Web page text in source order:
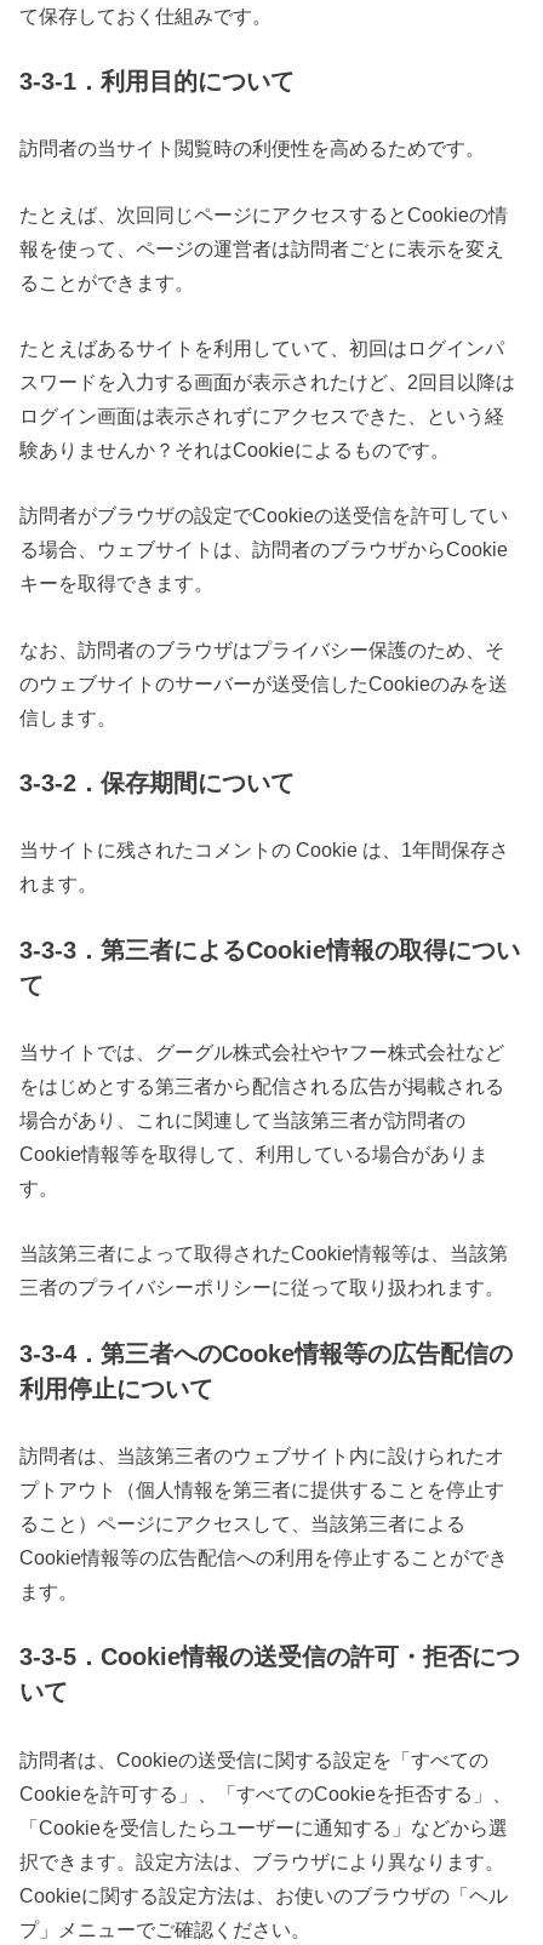
て保存しておく仕組みです。
3-3-1．利用目的について
訪問者の当サイト閲覧時の利便性を高めるためです。
たとえば、次回同じページにアクセスするとCookieの情
報を使って、ページの運営者は訪問者ごとに表示を変え
ることができます。
たとえばあるサイトを利用していて、初回はログインパ
スワードを入力する画面が表示されたけど、2回目以降は
ログイン画面は表示されずにアクセスできた、という経
験ありませんか？それはCookieによるものです。
訪問者がブラウザの設定でCookieの送受信を許可してい
る場合、ウェブサイトは、訪問者のブラウザからCookie
キーを取得できます。
なお、訪問者のブラウザはプライバシー保護のため、そ
のウェブサイトのサーバーが送受信したCookieのみを送
信します。
3-3-2．保存期間について
当サイトに残されたコメントの Cookie は、1年間保存さ
れます。
3-3-3．第三者によるCookie情報の取得につい
て
当サイトでは、グーグル株式会社やヤフー株式会社など
をはじめとする第三者から配信される広告が掲載される
場合があり、これに関連して当該第三者が訪問者の
Cookie情報等を取得して、利用している場合がありま
す。
当該第三者によって取得されたCookie情報等は、当該第
三者のプライバシーポリシーに従って取り扱われます。
3-3-4．第三者へのCooke情報等の広告配信の
利用停止について
訪問者は、当該第三者のウェブサイト内に設けられたオ
プトアウト（個人情報を第三者に提供することを停止す
ること）ページにアクセスして、当該第三者による
Cookie情報等の広告配信への利用を停止することができ
ます。
3-3-5．Cookie情報の送受信の許可・拒否につ
いて
訪問者は、Cookieの送受信に関する設定を「すべての
Cookieを許可する」、「すべてのCookieを拒否する」、
「Cookieを受信したらユーザーに通知する」などから選
択できます。設定方法は、ブラウザにより異なります。
Cookieに関する設定方法は、お使いのブラウザの「ヘル
プ」メニューでご確認ください。